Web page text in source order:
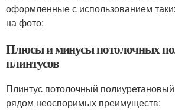
оформленные с использованием
на фото:
Плюсы и минусы потолочных
плинтусов
Плинтус потолочный
рядом неоспоримых преимуществ: